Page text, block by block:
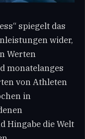
spiegelt das
wider,
Werten
monatelanges
von Athleten
in
Hingabe die Welt